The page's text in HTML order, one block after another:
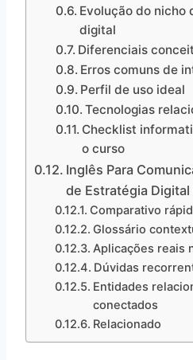
Evolução do nicho
digital
Diferenciais
Erros comuns de
Perfil de uso ideal
Tecnologias
Checklist
o curso
Inglês Para
de Estratégia Digital
Comparativo
Glossário
Aplicações reais
Dúvidas
Entidades
conectados
Relacionado